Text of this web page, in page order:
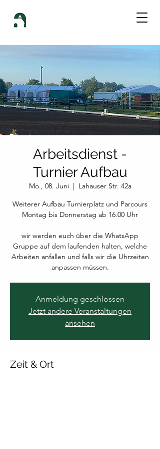
Arbeitsdienst -
Turnier Aufbau
Mo., 08. Juni
  |
Lahauser Str. 42a
Weiterer Aufbau Turnierplatz und Parcours
Montag bis Donnerstag ab 16.00 Uhr
wir werden euch über die WhatsApp
Gruppe auf dem laufenden halten, welche
Arbeiten anfallen und falls wir die Uhrzeiten
anpassen müssen.
Anmeldung geschlossen
Jetzt andere Veranstaltungen
ansehen
Zeit & Ort